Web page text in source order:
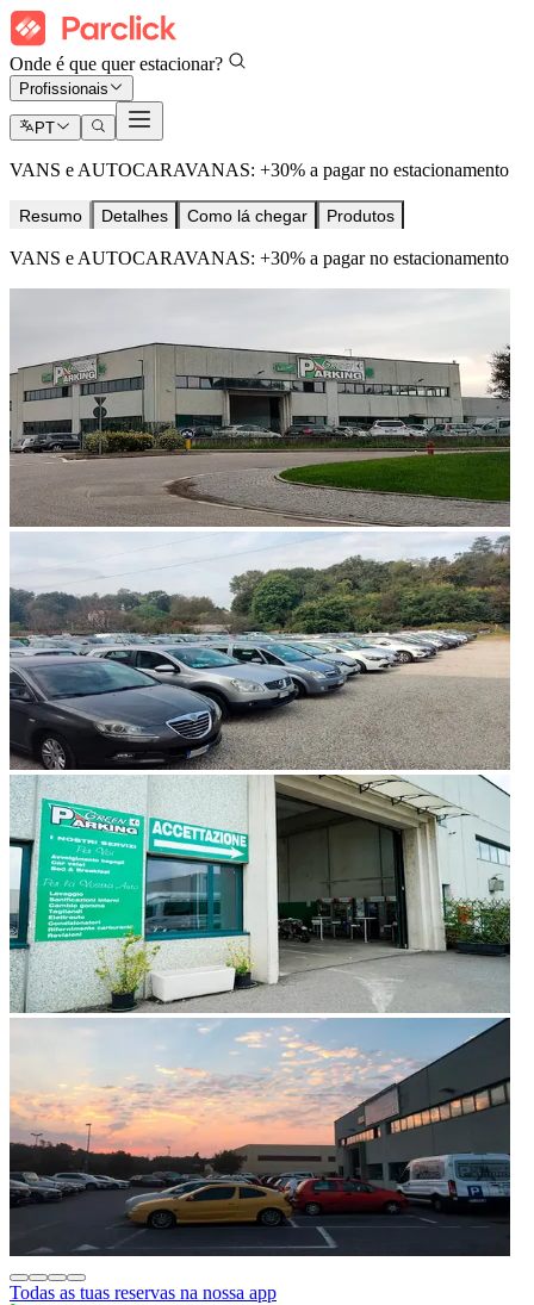
Onde é que quer estacionar?
Profissionais
PT
VANS e AUTOCARAVANAS: +30% a pagar no estacionamento
Resumo Detalhes Como lá chegar Produtos
VANS e AUTOCARAVANAS: +30% a pagar no estacionamento
Todas as tuas reservas na nossa app